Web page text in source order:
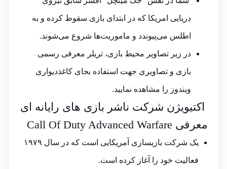
دریایی امریکا که در ابتدای بازی سقوط کرده و به
اطلس می‌پیوندد و ماموریت‌ها شروع می‌شوند.
در زیر تصاویر محیط بازی، تریلر معرفی رسمی
بازی و تصاویری جهت استفاده بجای کاغذدیواری
ویندوز را مشاهده نمایید.
اکتیویژن شرکت ناشر بازی های رایانه ای
معرفی Call Of Duty Advanced Warfare
یک شرکت بازیسازی آمریکایی است که در سال ۱۹۷۹
فعالیت خود را آغاز کرده است.